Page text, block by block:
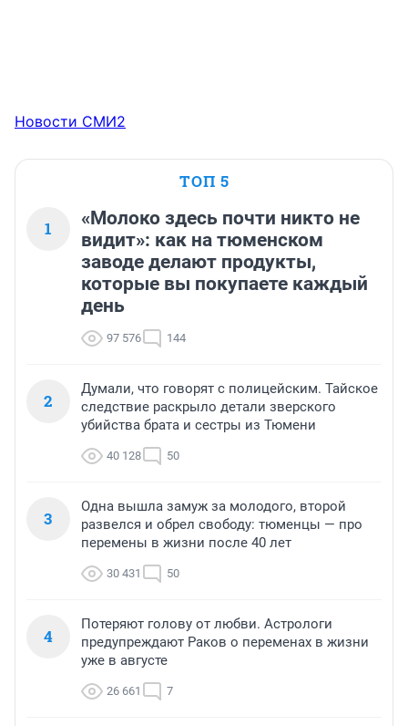
Новости СМИ2
ТОП 5
1
«Молоко здесь почти никто не
видит»: как на тюменском
заводе делают продукты,
которые вы покупаете каждый
день
97 576 144
2
Думали, что говорят с полицейским. Тайское
следствие раскрыло детали зверского
убийства брата и сестры из Тюмени
40 128 50
3
Одна вышла замуж за молодого, второй
развелся и обрел свободу: тюменцы — про
перемены в жизни после 40 лет
30 431 50
4
Потеряют голову от любви. Астрологи
предупреждают Раков о переменах в жизни
уже в августе
26 661 7